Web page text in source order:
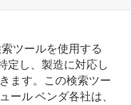
ツールを使用する
定し、製造に対応し
ます。この検索ツー
ール ベンダ各社は、